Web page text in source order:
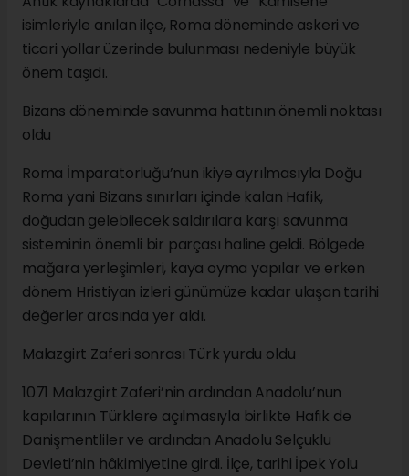
isimleriyle anılan ilçe, Roma döneminde askeri ve
ticari yollar üzerinde bulunması nedeniyle büyük
önem taşıdı.
Bizans döneminde savunma hattının önemli noktası
oldu
Roma İmparatorluğu’nun ikiye ayrılmasıyla Doğu
Roma yani Bizans sınırları içinde kalan Hafik,
doğudan gelebilecek saldırılara karşı savunma
sisteminin önemli bir parçası haline geldi. Bölgede
mağara yerleşimleri, kaya oyma yapılar ve erken
dönem Hristiyan izleri günümüze kadar ulaşan tarihi
değerler arasında yer aldı.
Malazgirt Zaferi sonrası Türk yurdu oldu
1071 Malazgirt Zaferi’nin ardından Anadolu’nun
kapılarının Türklere açılmasıyla birlikte Hafik de
Danişmentliler ve ardından Anadolu Selçuklu
Devleti’nin hâkimiyetine girdi. İlçe, tarihi İpek Yolu